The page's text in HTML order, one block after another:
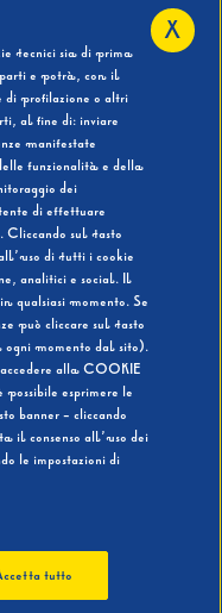
Anni?
NO
tecnici sia di prima
e potrà, con il
di profilazione o altri
al fine di: inviare
manifestate
funzionalità e della
dei
di effettuare
Cliccando sul tasto
di tutti i cookie
analitici e social. Il
qualsiasi momento. Se
può cliccare sul tasto
ogni momento dal sito).
alla COOKIE
esprimere le
banner - cliccando
il consenso all’uso dei
le impostazioni di
tutto
X